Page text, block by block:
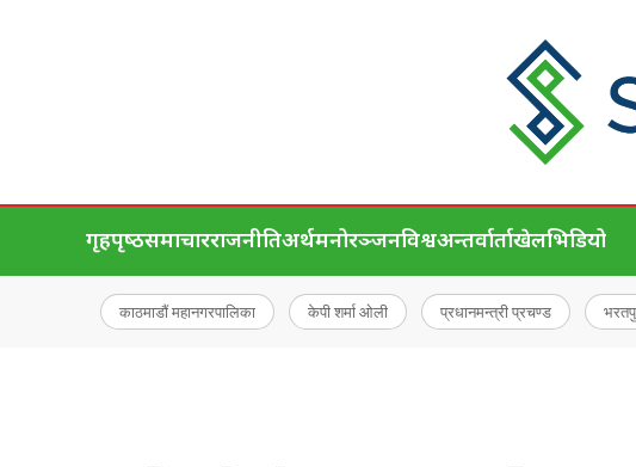
गृहपृष्‍ठसमाचारराजनीतिअर्थमनोरञ्जनविश्वअन्तर्वार्ताखेलभिडियो
काठमाडौं महानगरपालिका केपी शर्मा ओली प्रधानमन्त्री प्रचण्ड